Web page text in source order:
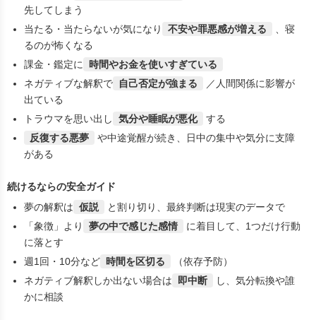
先してしまう
当たる・当たらないが気になり
不安や罪悪感が増える
、寝
るのが怖くなる
課金・鑑定に
時間やお金を使いすぎている
ネガティブな解釈で
自己否定が強まる
／人間関係に影響が
出ている
トラウマを思い出し
気分や睡眠が悪化
する
反復する悪夢
や中途覚醒が続き、日中の集中や気分に支障
がある
続けるならの安全ガイド
夢の解釈は 仮説
と割り切り、最終判断は現実のデータで
「象徴」より
夢の中で感じた感情
に着目して、1つだけ行動
に落とす
週1回・10分など 時間を区切る
（依存予防）
ネガティブ解釈しか出ない場合は
即中断
し、気分転換や誰
かに相談